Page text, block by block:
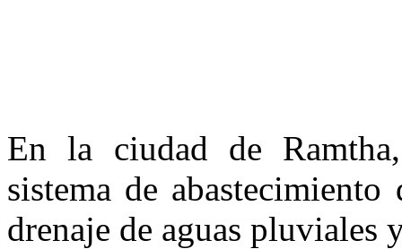
En la ciudad de
sistema de
drenaje de aguas pluviales